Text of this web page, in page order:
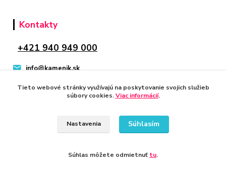
Kontakty
+421 940 949 000
info@kamenik.sk
Tieto webové stránky využívajú na poskytovanie svojich služieb
súbory cookies.Viac informácií.
Nastavenia Súhlasím
Súhlas môžete odmietnuť tu.